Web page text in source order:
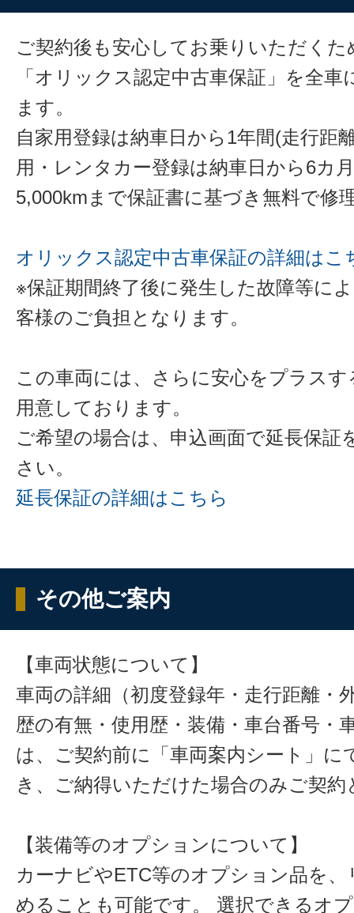
ご契約後も安心してお乗りいただくた
「オリックス認定中古車保証」を全
ます。
自家用登録は納車日から1年間(走行距
用・レンタカー登録は納車日から6カ
5,000kmまで保証書に基づき無料で修
オリックス認定中古車保証の詳細はこ
※保証期間終了後に発生した故障等に
客様のご負担となります。
この車両には、さらに安心をプラス
用意しております。
ご希望の場合は、申込画面で延長保証
さい。
延長保証の詳細はこちら
その他ご案内
【車両状態について】
車両の詳細（初度登録年・走行距離・
歴の有無・使用歴・装備・車台番号・
は、ご契約前に「車両案内シート」に
き、ご納得いただけた場合のみご契約
【装備等のオプションについて】
カーナビやETC等のオプション品を、
めることも可能です。 選択できるオ